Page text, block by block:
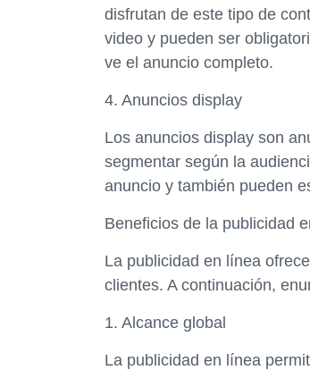
disfrutan de este tipo de
video y pueden ser
ve el anuncio completo.
4. Anuncios display
Los anuncios display son
segmentar según la
anuncio y también pueden
Beneficios de la publicidad
La publicidad en línea
clientes. A continuación,
1. Alcance global
La publicidad en línea